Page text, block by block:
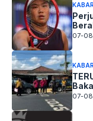
KABAR
07-
KABAR
07-